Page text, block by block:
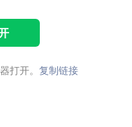
打开。 复制链接